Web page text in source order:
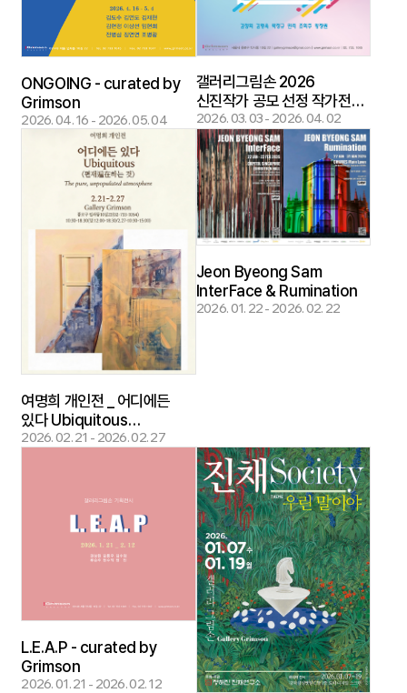
ONGOING - curated by
Grimson
2026. 04. 16 - 2026. 05. 04
갤러리그림손 2026
신진작가 공모 선정 작가전
지금, 바로 여기 : Here and
Now - curated by
Grimson
2026. 03. 03 - 2026. 04. 02
여명희 개인전 _ 어디에든
있다 Ubiquitous
(편재遍在하는 것) [ The
2026. 02. 21 - 2026. 02. 27
Jeon Byeong Sam
InterFace & Rumination
2026. 01. 22 - 2026. 02. 22
L.E.A.P - curated by
Grimson
2026. 01. 21 - 2026. 02. 12